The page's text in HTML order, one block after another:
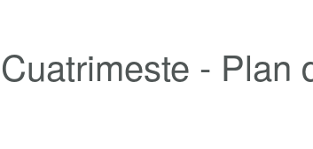
- Plan